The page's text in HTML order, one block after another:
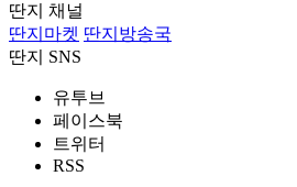
딴지 채널
딴지마켓 딴지방송국
딴지 SNS
유투브
페이스북
트위터
RSS